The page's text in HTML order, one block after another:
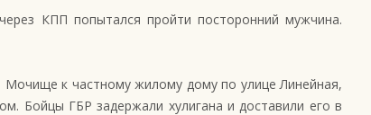
КПП попытался пройти посторонний мужчина.
к частному жилому дому по улице Линейная,
Бойцы ГБР задержали хулигана и доставили его в